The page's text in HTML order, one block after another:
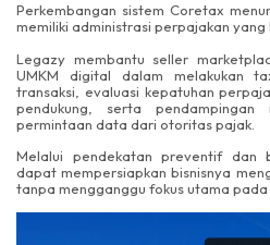
Perkembangan sistem Coretax
memiliki administrasi perpajakan
Legazy membantu seller
UMKM digital dalam melakukan
transaksi, evaluasi kepatuhan
pendukung, serta pendampingan
permintaan data dari otoritas pajak.
Melalui pendekatan preventif dan
dapat mempersiapkan bisnisnya
tanpa mengganggu fokus utama pada